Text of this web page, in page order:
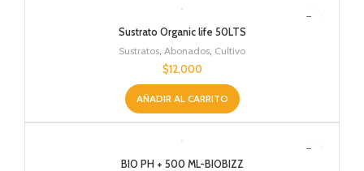
Sustrato Organic life 50LTS
Sustratos Abonados Cultivo
$12,000
AÑADIR AL CARRITO
BIO PH + 500 ML-BIOBIZZ